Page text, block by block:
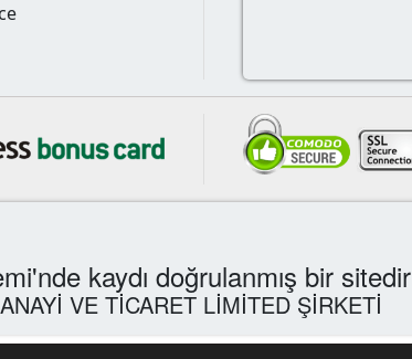
kaydı doğrulanmış bir sitedir
VE TİCARET LİMİTED ŞİRKETİ